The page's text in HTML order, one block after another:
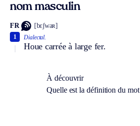
nom masculin
FR [bɛʃwaʀ]
Dialectal.
Houe carrée à large fer.
1
À découvrir
Quelle est la définition du mot